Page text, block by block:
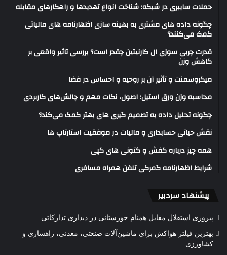
حملات سایبری در شبکه: شناخت انواع تهدیدها و راهکارهای مقابله
چگونه داده های مشتری به بهینه سازی اظهارنامه های مالیاتی
کمک می‌کنند؟
قدرت چربی سوزی ال کارنیتین چقدر است؟ بررسی تاثیر واقعی بر
کاهش وزن
میکروسمنت و تأثیر آن بر روحیه و احساس در فضا
محاسبه وزن ورق استیل: اصول، نکات مهم و چالش‌های کاربردی
چگونه تحلیل داده به تصمیم گیری های بهتر کمک می‌کند؟
نقش حیاتی حسابداری و مالیات در موفقیت استارتاپ ها
همه چیز درباره کفش و کتونی های کپی
شرایط اظهارنامه گمرکی تلفن همراه مسافری
پیشنهاد سردبیر
پیروزی استقلال مقابل همنام خوزستانی در دیداری تدارکاتی
بهترین فیلتر هواکش برای ماشین‌آلات صنعتی، معدنی، راهسازی و
کشاورزی